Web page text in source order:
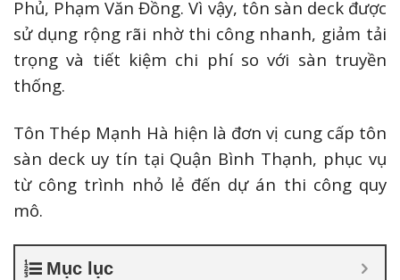
Phủ, Phạm Văn Đồng. Vì vậy, tôn sàn deck được
sử dụng rộng rãi nhờ thi công nhanh, giảm tải
trọng và tiết kiệm chi phí so với sàn truyền
thống.
Tôn Thép Mạnh Hà hiện là đơn vị cung cấp tôn
sàn deck uy tín tại Quận Bình Thạnh, phục vụ
từ công trình nhỏ lẻ đến dự án thi công quy
mô.
Mục lục